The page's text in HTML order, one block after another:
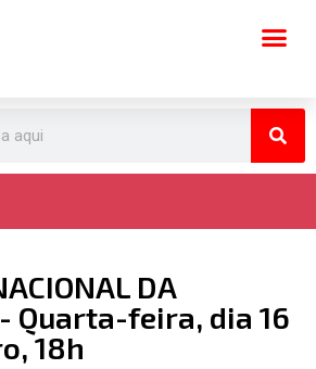
DA
- Quarta-feira, dia 16
18h